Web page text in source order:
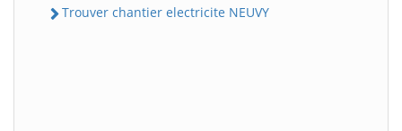
Trouver chantier electricite NEUVY